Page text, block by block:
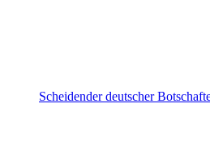
Scheidender deutscher